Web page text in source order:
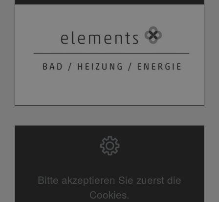
Bitte akzeptieren Sie zuerst die
Cookies.